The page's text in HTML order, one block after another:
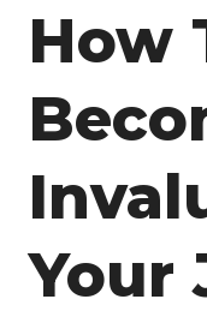
How
Your